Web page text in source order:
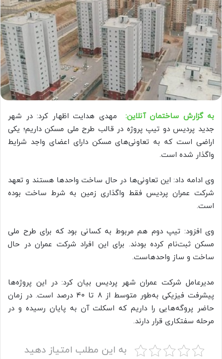
به گزارش ساختمان آنلاین:
مهدی هدایت اظهار کرد: در شهر
جدید پردیس دو تیپ پروژه در قالب طرح ملی مسکن داریم؛ یکی
اراضی است که به تعاونی‌های مسکن دارای اعضای واجد شرایط
واگذار شده است.
وی ادامه داد: این تعاونی‌ها در حال ساخت واحدها هستند و تعهد
شرکت عمران پردیس فقط واگذاری زمین به شرط ساخت بوده
است.
وی افزود:‌ تیپ دوم هم مربوط به کسانی بود که برای طرح ملی
مسکن ثبت‌نام کرده بودند. برای این افراد شرکت عمران در حال
ساخت و ساز واحدهاست.
مدیرعامل شرکت عمران شهر پردیس بیان کرد:‌ در این پروژه‌ها
پیشرفت فیزیکی به‌طور متوسط از ۸ تا ۴۰ درصد است. در زمان
حاضر پروگه‌هایی را داریم که اسکلت آن به پایان رسیده و در
مرحله سفتکاری قرار دارند.
به این مطلب امتیاز دهید